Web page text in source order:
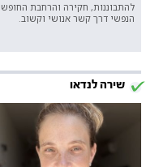
להתבוננות, חקירה והרחבת החופש
הנפשי דרך קשר אנושי וקשוב.
שירה לנדאו